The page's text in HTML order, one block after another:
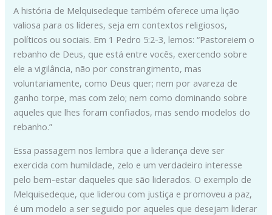
A história de Melquisedeque também oferece uma lição
valiosa para os líderes, seja em contextos religiosos,
políticos ou sociais. Em 1 Pedro 5:2-3, lemos: “Pastoreiem o
rebanho de Deus, que está entre vocês, exercendo sobre
ele a vigilância, não por constrangimento, mas
voluntariamente, como Deus quer; nem por avareza de
ganho torpe, mas com zelo; nem como dominando sobre
aqueles que lhes foram confiados, mas sendo modelos do
rebanho.”
Essa passagem nos lembra que a liderança deve ser
exercida com humildade, zelo e um verdadeiro interesse
pelo bem-estar daqueles que são liderados. O exemplo de
Melquisedeque, que liderou com justiça e promoveu a paz,
é um modelo a ser seguido por aqueles que desejam liderar